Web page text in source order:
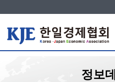
정보